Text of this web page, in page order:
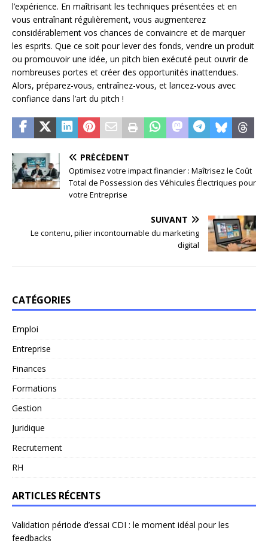
l’expérience. En maîtrisant les techniques présentées et en
vous entraînant régulièrement, vous augmenterez
considérablement vos chances de convaincre et de marquer
les esprits. Que ce soit pour lever des fonds, vendre un produit
ou promouvoir une idée, un pitch bien exécuté peut ouvrir de
nombreuses portes et créer des opportunités inattendues.
Alors, préparez-vous, entraînez-vous, et lancez-vous avec
confiance dans l’art du pitch !
PRÉCÉDENT
Optimisez votre impact financier : Maîtrisez le Coût
Total de Possession des Véhicules Électriques pour
votre Entreprise
SUIVANT
Le contenu, pilier incontournable du marketing
digital
CATÉGORIES
Emploi
Entreprise
Finances
Formations
Gestion
Juridique
Recrutement
RH
ARTICLES RÉCENTS
Validation période d’essai CDI : le moment idéal pour les
feedbacks